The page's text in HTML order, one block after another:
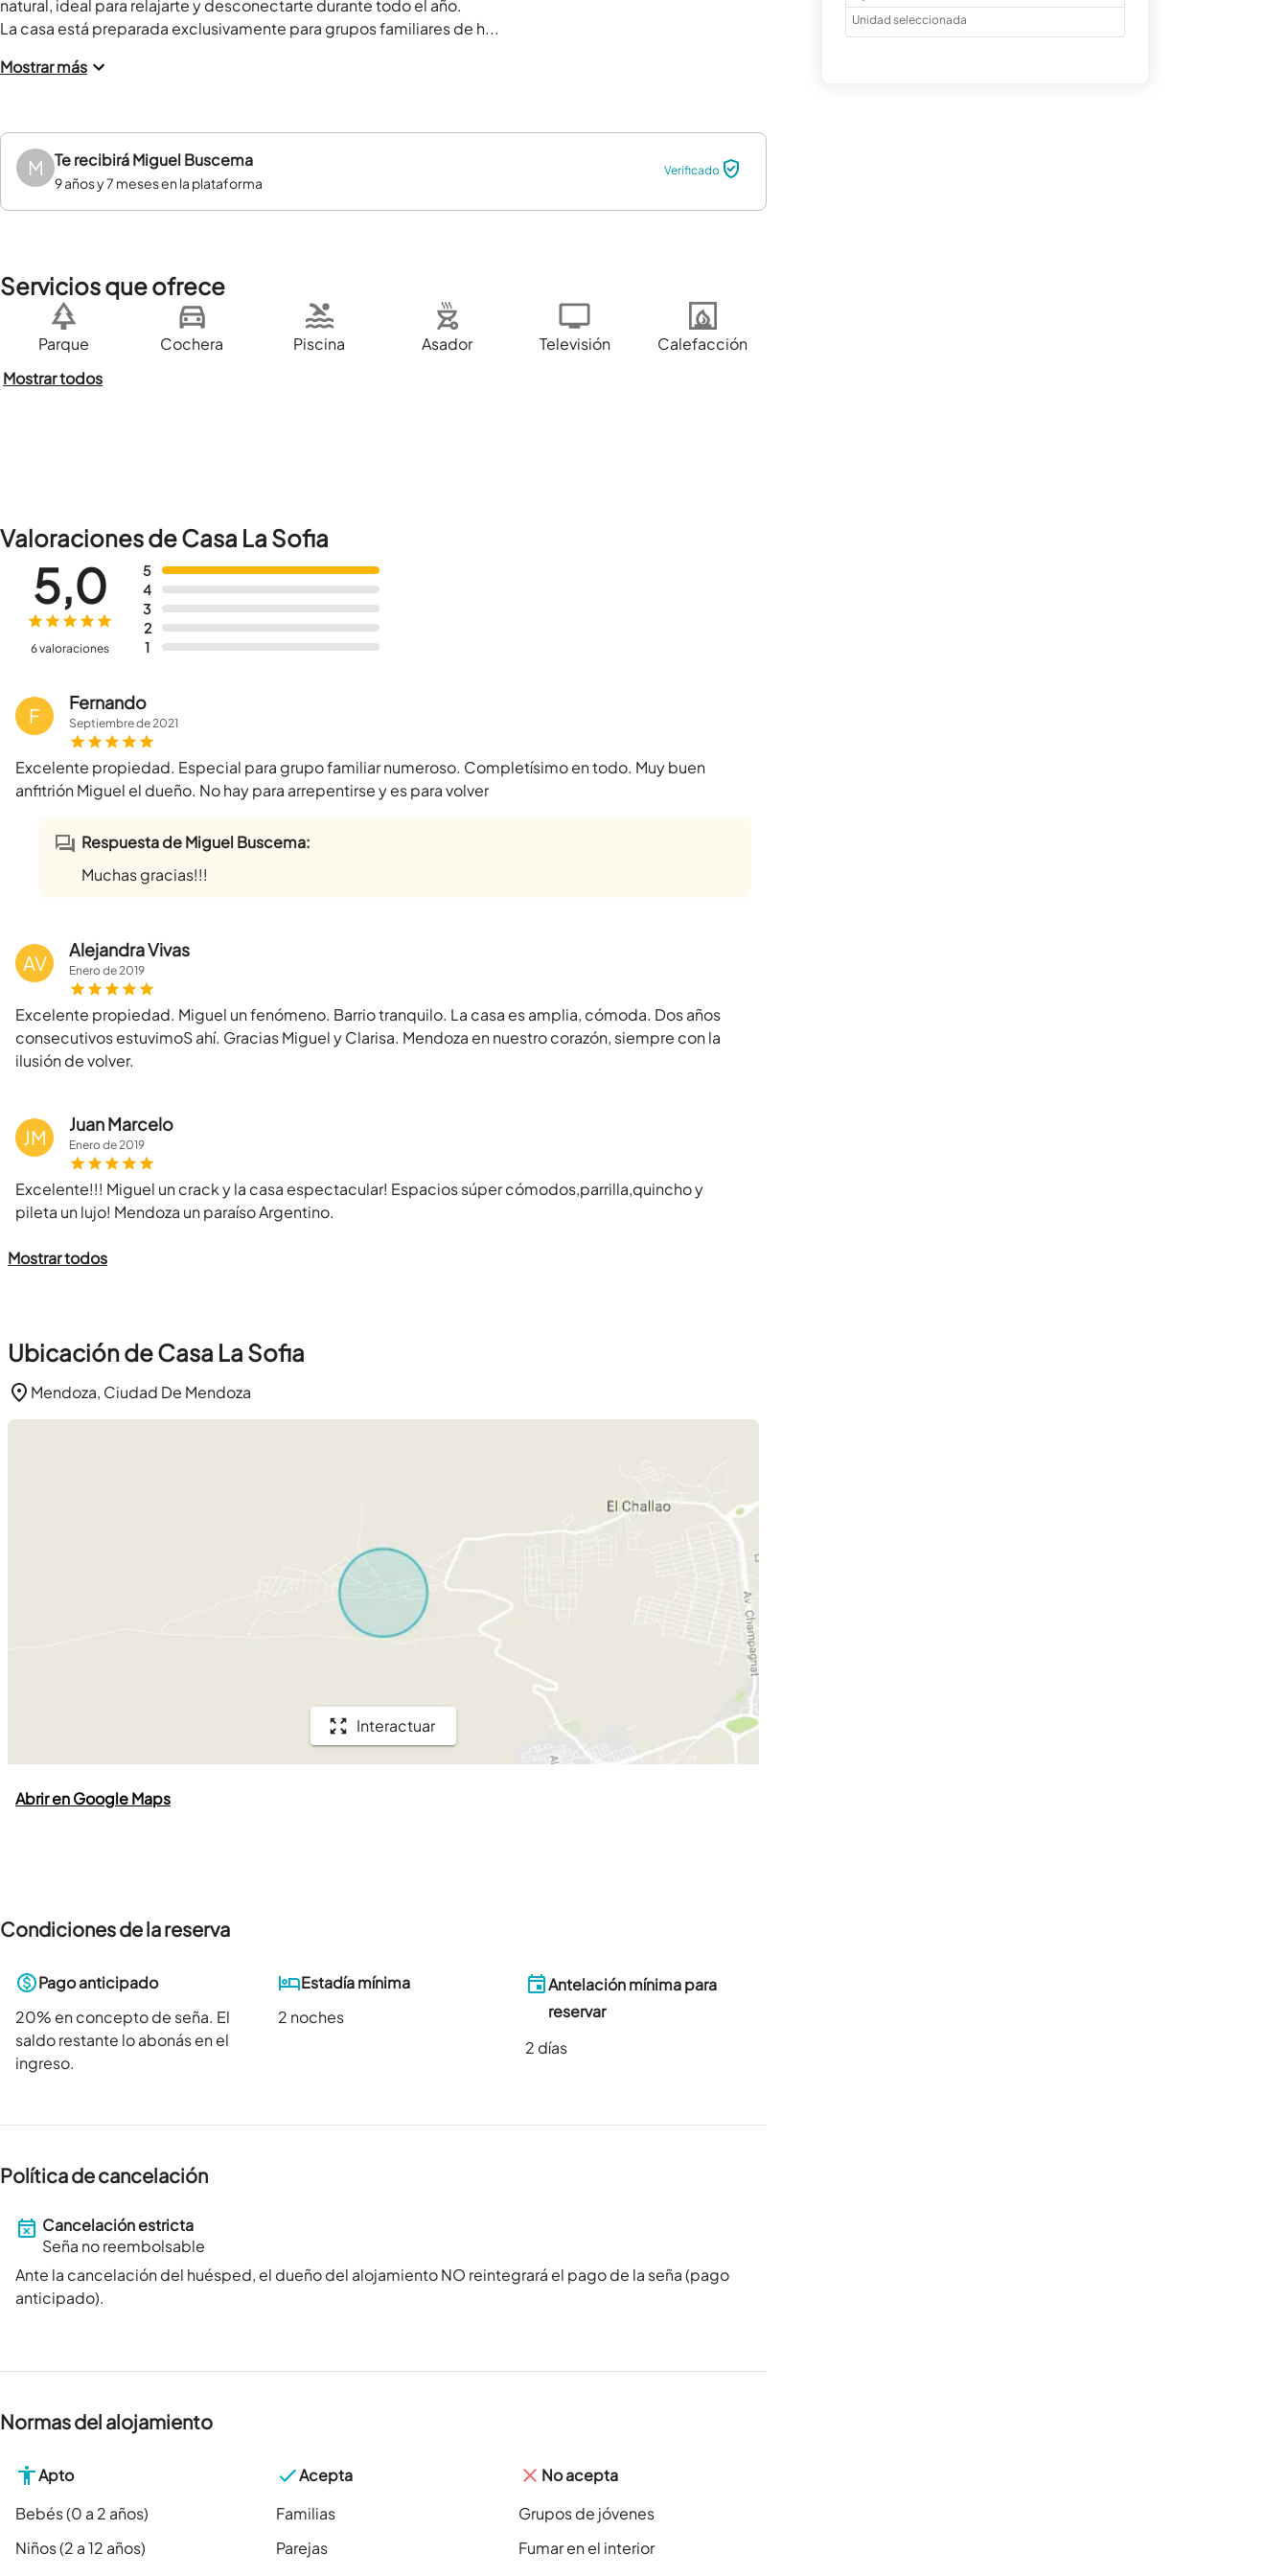
natural, ideal para relajarte y desconectarte durante todo el año.
La casa está preparada exclusivamente para grupos familiares de h...
Mostrar más
M Te recibiráMiguel Buscema
9 años y 7 meses en la plataforma
Verificado
Servicios que ofrece
Parque Cochera Piscina Asador Televisión
Calefacción
Mostrar todos
Valoraciones de Casa La Sofia
5
4
3
2
1
5,0
6 valoraciones
F
Fernando
Septiembrede2021
Excelente propiedad. Especial para grupo familiar numeroso. Completísimo en todo. Muy buen
anfitrión Miguel el dueño. No hay para arrepentirse y es para volver
Respuesta de Miguel Buscema:
Muchas gracias!!!
AV
Alejandra Vivas
Enerode2019
Excelente propiedad. Miguel un fenómeno. Barrio tranquilo. La casa es amplia, cómoda. Dos años
consecutivos estuvimoS ahí. Gracias Miguel y Clarisa. Mendoza en nuestro corazón, siempre con la
ilusión de volver.
JM
Juan Marcelo
Enerode2019
Excelente!!! Miguel un crack y la casa espectacular! Espacios súper cómodos,parrilla,quincho y
pileta un lujo! Mendoza un paraíso Argentino.
Mostrar todos
Ubicación de Casa La Sofia
Mendoza, Ciudad De Mendoza
Interactuar
Abrir en Google Maps
Condiciones de la reserva
Pago anticipado
20% en concepto de seña. El
saldo restante lo abonás en el
ingreso.
Estadía mínima
2 noches
Antelación mínima para
reservar
2 días
Política de cancelación
Cancelación estricta
Seña no reembolsable
Ante la cancelación del huésped, el dueño del alojamiento NO reintegrará el pago de la seña (pago
anticipado).
Normas del alojamiento
Apto
Bebés (0 a 2 años)
Niños (2 a 12 años)
Acepta
Familias
Parejas
No acepta
Grupos de jóvenes
Fumar en el interior
Unidad seleccionada